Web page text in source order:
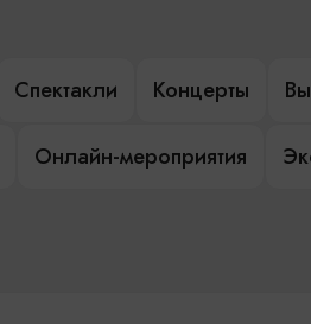
Спектакли Концерты
Онлайн-мероприятия